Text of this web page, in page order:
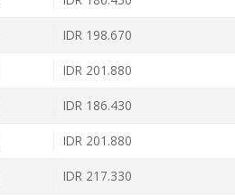
IDR 198.670
IDR 201.880
IDR 186.430
IDR 201.880
IDR 217.330